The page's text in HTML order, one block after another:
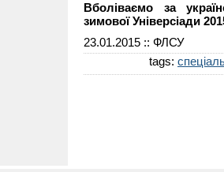
Вболіваємо за
зимової Універсіади
23.01.2015 :: ФЛСУ
tags: